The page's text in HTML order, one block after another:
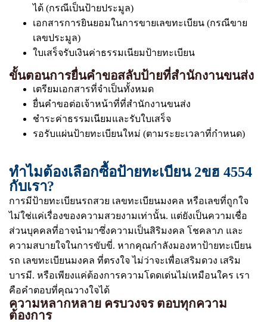
ได้ (กรณีเป็นป้ายประมูล)
เอกสารการยินยอมในการขายเลขทะเบียน (กรณีขาย
เลขประมูล)
ใบเสร็จรับเงินค่าธรรมเนียมป้ายทะเบียน
ขั้นตอนการยื่นคำขอสลับป้ายที่สำนักงานขนส่ง
เตรียมเอกสารที่จำเป็นทั้งหมด
ยื่นคำขอต่อเจ้าหน้าที่ที่สำนักงานขนส่ง
ชำระค่าธรรมเนียมและรับใบเสร็จ
รอรับแผ่นป้ายทะเบียนใหม่ (ตามระยะเวลาที่กำหนด)
ทำไมต้องเลือกซื้อป้ายทะเบียน 2ขฮ 4554
กับเรา?
การมีป้ายทะเบียนรถสวย เลขทะเบียนมงคล หรือเลขที่ถูกใจ
ไม่ใช่แค่เรื่องของความสวยงามเท่านั้น. แต่ยังเป็นความเชื่อ
ส่วนบุคคลที่อาจนำมาซึ่งความเป็นสิริมงคล โชคลาภ และ
ความสบายใจในการขับขี่. หากคุณกำลังมองหาป้ายทะเบียน
รถ เลขทะเบียนมงคล ที่ตรงใจ ไม่ว่าจะเพื่อเสริมดวง เสริม
บารมี. หรือเพียงแค่ต้องการความโดดเด่นไม่เหมือนใคร เรา
คือคำตอบที่คุณวางใจได้
ความหลากหลาย ครบวงจร ตอบทุกความ
ต้องการ